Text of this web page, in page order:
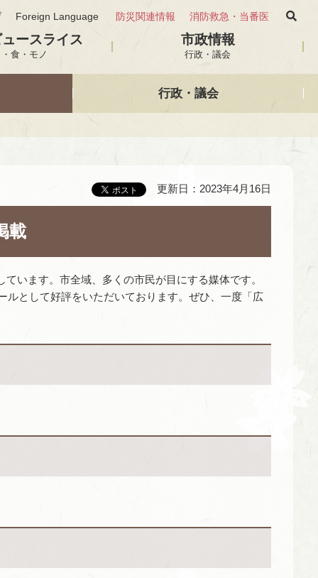
Foreign Language 防災関連情報 消防救急・当番医
ースライス
食・モノ
市政情報
行政・議会
行政・議会
更新日：2023年4月16日
載
います。市全域、多くの市民が目にする媒体です。
として好評をいただいております。ぜひ、一度「広